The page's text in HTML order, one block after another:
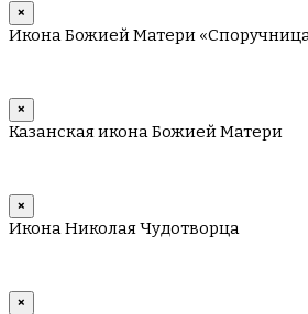
×
Икона Божией Матери
×
Казанская икона Божией Матери
×
Икона Николая Чудотворца
×